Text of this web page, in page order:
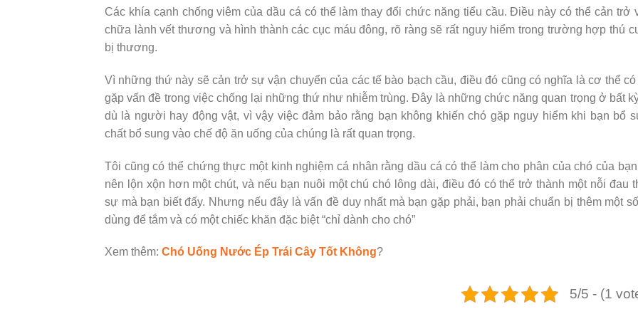
Các khía cạnh chống viêm của dầu cá có thể làm thay đổi chức năng tiểu cầu. Điều này có thể cản trở
chữa lành vết thương và hình thành các cục máu đông, rõ ràng sẽ rất nguy hiểm trong trường hợp thú
bị thương.
Vì những thứ này sẽ cản trở sự vận chuyển của các tế bào bạch cầu, điều đó cũng có nghĩa là cơ thể có
gặp vấn đề trong việc chống lại những thứ như nhiễm trùng. Đây là những chức năng quan trọng ở bất
dù là người hay động vật, vì vậy việc đảm bảo rằng bạn không khiến chó gặp nguy hiểm khi bạn bổ
chất bổ sung vào chế độ ăn uống của chúng là rất quan trọng.
Tôi cũng có thể chứng thực một kinh nghiệm cá nhân rằng dầu cá có thể làm cho phân của chó của
nên lộn xộn hơn một chút, và nếu bạn nuôi một chú chó lông dài, điều đó có thể trở thành một nỗi đau
sự mà bạn biết đấy. Nhưng nếu đây là vấn đề duy nhất mà bạn gặp phải, bạn phải chuẩn bị thêm một
dùng để tắm và có một chiếc khăn đặc biệt “chỉ dành cho chó”
Xem thêm: Chó Uống Nước Ép Trái Cây Tốt Không?
5/5 - (1